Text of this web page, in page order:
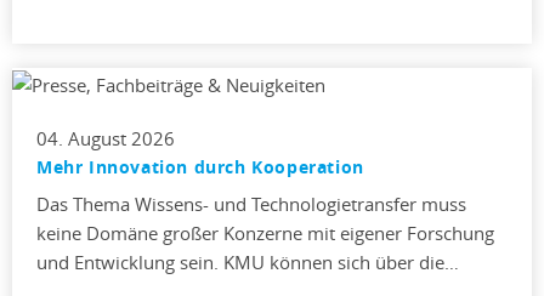
04. August 2026
Mehr Innovation durch Kooperation
Das Thema Wissens- und Technologietransfer muss
keine Domäne großer Konzerne mit eigener Forschung
und Entwicklung sein. KMU können sich über die…